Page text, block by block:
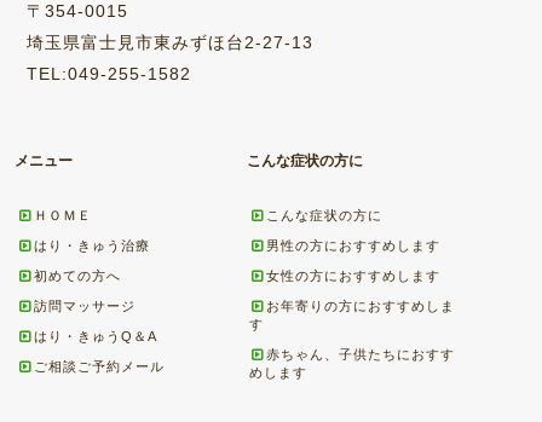
〒354-0015
埼玉県富士見市東みずほ台2-27-13
TEL:049-255-1582
メニュー
ＨＯＭＥ
はり・きゅう治療
初めての方へ
訪問マッサージ
はり・きゅうQ＆A
ご相談ご予約メール
こんな症状の方に
こんな症状の方に
男性の方におすすめします
女性の方におすすめします
お年寄りの方におすすめしま
す
赤ちゃん、子供たちにおすす
めします